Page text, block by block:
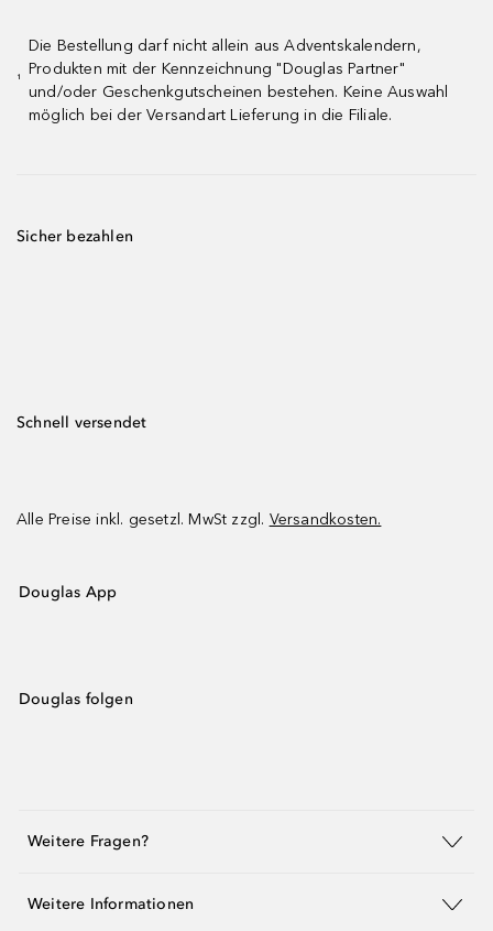
¹
Die Bestellung darf nicht allein aus Adventskalendern,
Produkten mit der Kennzeichnung "Douglas Partner"
und/oder Geschenkgutscheinen bestehen. Keine Auswahl
möglich bei der Versandart Lieferung in die Filiale.
Sicher bezahlen
Schnell versendet
Alle Preise inkl. gesetzl. MwSt zzgl. Versandkosten.
Douglas App
Douglas folgen
Weitere Fragen?
Weitere Informationen